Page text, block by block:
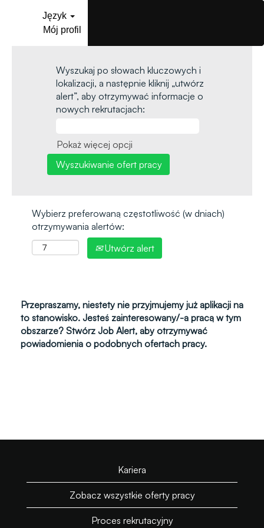
Język
Mój profil
Wyszukaj po słowach kluczowych i
lokalizacji, a następnie kliknij „utwórz
alert”, aby otrzymywać informacje o
nowych rekrutacjach:
Pokaż więcej opcji
Wybierz preferowaną częstotliwość (w dniach)
otrzymywania alertów:
Utwórz alert
Przepraszamy, niestety nie przyjmujemy już aplikacji na
to stanowisko. Jesteś zainteresowany/-a pracą w tym
obszarze? Stwórz Job Alert, aby otrzymywać
powiadomienia o podobnych ofertach pracy.
Kariera
Zobacz wszystkie oferty pracy
Proces rekrutacyjny